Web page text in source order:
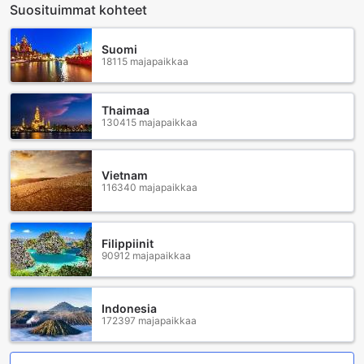
rentoutumismahdollisuuksia, ZEN Hostel Lavender Streetin
viihdepalvelut takaavat, että jokainen vieras löytää
mielekästä tekemistä. Tervetuloa nauttimaan
unohtumattomasta oleskelusta ja luomaan ikimuistoisia
hetkiä!
ZEN Hostel Lavender Streetin Kätevät Palvelut
ZEN Hostel Lavender Street tarjoaa vierailleen erinomaiset
mukavuudet, jotka tekevät vierailusta miellyttävän ja
vaivattoman. Yksi hotellin merkittävimmistä palveluista on
huonepalvelu, joka takaa, että voit nauttia herkullisista
aterioista ja juomista omassa rauhassasi. Tämä on erityisen
kätevää pitkän päivän jälkeen, jolloin haluat vain rentoutua
huoneessasi ilman ylimääräistä vaivannäköä.
Hotellissa on myös ilmainen Wi-Fi kaikissa huoneissa sekä
julkisissa tiloissa, joten voit pysyä yhteydessä ystäviin ja
perheeseen tai suunnitella seuraavia seikkailujasi
Singaporessa vaivatta. Luggage storage -palvelu
mahdollistaa matkatavaroidesi turvallisen säilyttämisen
ennen sisäänkirjautumista tai uloskirjautumisen jälkeen,
joten voit nauttia kaupungista ilman painavia laukkuja.
Suosituimmat kohteet
Suomi
18115 majapaikkaa
Thaimaa
130415 majapaikkaa
Vietnam
116340 majapaikkaa
Filippiinit
90912 majapaikkaa
Indonesia
172397 majapaikkaa